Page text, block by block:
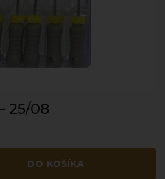
25/08
DO KOŠÍKA